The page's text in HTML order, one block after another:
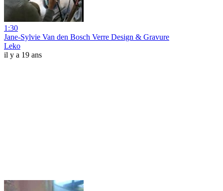
1:30
Jane-Sylvie Van den Bosch Verre Design & Gravure
Leko
il y a 19 ans